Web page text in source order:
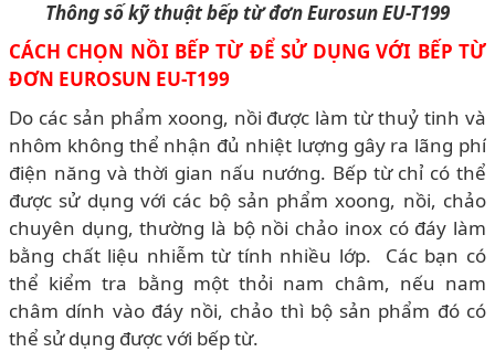
Thông số kỹ thuật bếp từ đơn Eurosun EU-T199
CÁCH CHỌN NỒI BẾP TỪ ĐỂ SỬ DỤNG VỚI BẾP TỪ
ĐƠN EUROSUN EU-T199
Do các sản phẩm xoong, nồi được làm từ thuỷ tinh và
nhôm không thể nhận đủ nhiệt lượng gây ra lãng phí
điện năng và thời gian nấu nướng. Bếp từ chỉ có thể
được sử dụng với các bộ sản phẩm xoong, nồi, chảo
chuyên dụng, thường là bộ nồi chảo inox có đáy làm
bằng chất liệu nhiễm từ tính nhiều lớp. Các bạn có
thể kiểm tra bằng một thỏi nam châm, nếu nam
châm dính vào đáy nồi, chảo thì bộ sản phẩm đó có
thể sử dụng được với bếp từ.